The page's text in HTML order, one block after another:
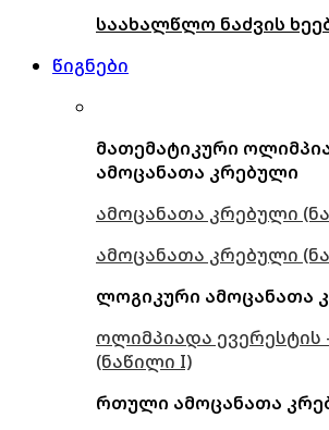
საახალწლო ნაძვის
წიგნები
მათემატიკური
ამოცანათა კრებული
ამოცანათა კრებული
ამოცანათა კრებული
ლოგიკური ამოცანათა
ოლიმპიადა ევერესტის
(ნაწილი I)
რთული ამოცანათა